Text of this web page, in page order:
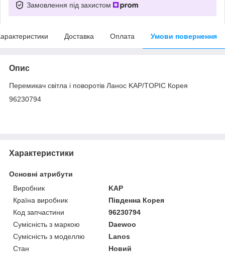
Замовлення під захистом
Доставка Оплата Умови повернення
Опис
Перемикач світла і поворотів Ланос KAP/TOPIC Корея
96230794
Характеристики
Основні атрибути
Виробник
KAP
Країна виробник
Південна Корея
Код запчастини
96230794
Сумісність з маркою
Daewoo
Сумісність з моделлю
Lanos
Стан
Новий